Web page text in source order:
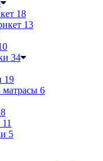
18
13
34
19
6
11
5